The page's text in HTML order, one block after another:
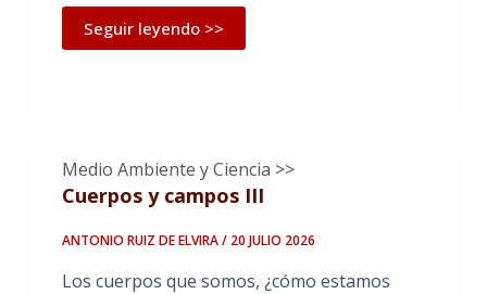
LLENO
DE
OYENTES…
Seguir leyendo >>
Medio Ambiente y Ciencia >>
Cuerpos y campos III
ANTONIO RUIZ DE ELVIRA / 20 JULIO 2026
Los cuerpos que somos, ¿cómo estamos